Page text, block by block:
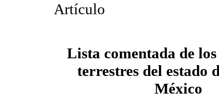
Artículo
Lista comentada de
terrestres del estado
México